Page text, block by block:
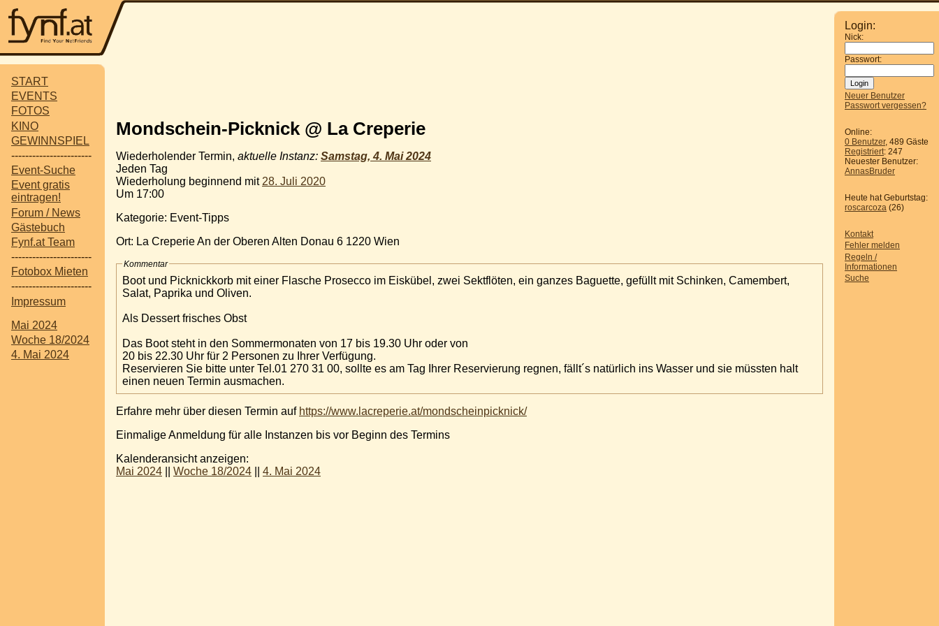
START
EVENTS
FOTOS
KINO
GEWINNSPIEL
-----------------------
Event-Suche
Event gratis
eintragen!
Forum / News
Gästebuch
Fynf.at Team
-----------------------
Fotobox Mieten
-----------------------
Impressum
Mai 2024
Woche 18/2024
4. Mai 2024
Login:
Nick:
Passwort:
Neuer Benutzer
Passwort vergessen?
Online:
0 Benutzer, 489 Gäste
Registriert: 247
Neuester Benutzer:
AnnasBruder
Heute hat Geburtstag:
roscarcoza (26)
Kontakt
Fehler melden
Regeln /
Informationen
Suche
Mondschein-Picknick @ La Creperie
Wiederholender Termin, aktuelle Instanz: Samstag, 4. Mai 2024
Jeden Tag
Wiederholung beginnend mit 28. Juli 2020
Um 17:00
Kategorie: Event-Tipps
Ort: La Creperie An der Oberen Alten Donau 6 1220 Wien
Kommentar
Boot und Picknickkorb mit einer Flasche Prosecco im Eiskübel, zwei Sektflöten, ein ganzes Baguette, gefüllt mit Schinken, Camembert,
Salat, Paprika und Oliven.
Als Dessert frisches Obst
Das Boot steht in den Sommermonaten von 17 bis 19.30 Uhr oder von
20 bis 22.30 Uhr für 2 Personen zu Ihrer Verfügung.
Reservieren Sie bitte unter Tel.01 270 31 00, sollte es am Tag Ihrer Reservierung regnen, fällt´s natürlich ins Wasser und sie müssten halt
einen neuen Termin ausmachen.
Erfahre mehr über diesen Termin auf https://www.lacreperie.at/mondscheinpicknick/
Einmalige Anmeldung für alle Instanzen bis vor Beginn des Termins
Kalenderansicht anzeigen:
Mai 2024
Woche 18/2024 4. Mai 2024